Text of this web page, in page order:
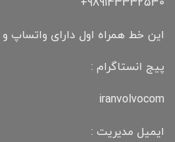
این خط همراه اول دارای واتساپ
پیج انستاگرام :
iranvolvocom
ایمیل مدیریت :